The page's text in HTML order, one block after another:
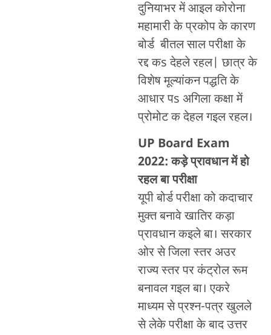
दुनियाभर में आइल कोरोना
महामारी के प्रकोप के कारण
बोर्ड बीतल साल परीक्षा के
रद्द कs देहले रहल| छात्र के
विशेष मूल्यांकन पद्धति के
आधार पs अगिला कक्षा में
प्रोमोट क देहल गइल रहल।
UP Board Exam
2022:कड़े प्रावधान में हो
रहल बा परीक्षा
यूपी बोर्ड परीक्षा को कदाचार
मुक्त बनावे खातिर कड़ा
प्रावधान कइले बा। सरकार
ओर से जिला स्तर अउर
राज्य स्तर पर कंट्रोल रूम
बनावल गइल बा। एकरे
माध्यम से प्रश्न-पत्र खुलले
से लेके परीक्षा के बाद उत्तर